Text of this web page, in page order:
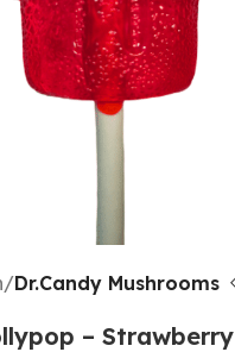
Dr.Candy Mushrooms
– Strawberry